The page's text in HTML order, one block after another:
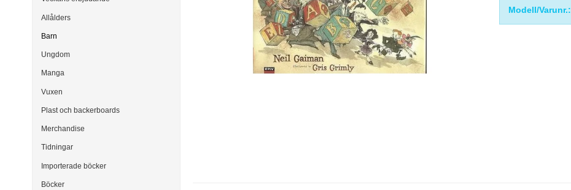
Allålders
Barn
Ungdom
Manga
Vuxen
Plast och backerboards
Merchandise
Tidningar
Importerade böcker
Böcker
Modell/Varunr.: